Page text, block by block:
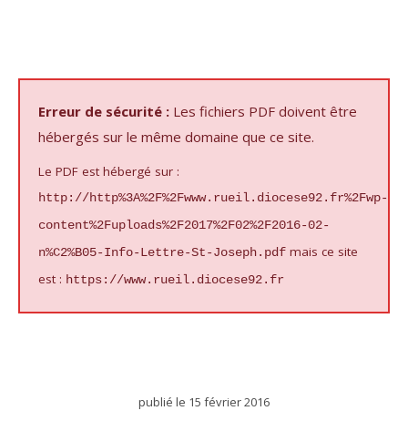
Erreur de sécurité : Les fichiers PDF doivent être
hébergés sur le même domaine que ce site.
Le PDF est hébergé sur :
http://http%3A%2F%2Fwww.rueil.diocese92.fr%2Fwp-
content%2Fuploads%2F2017%2F02%2F2016-02-
n%C2%B05-Info-Lettre-St-Joseph.pdf mais ce site
est : https://www.rueil.diocese92.fr
publié le 15 février 2016